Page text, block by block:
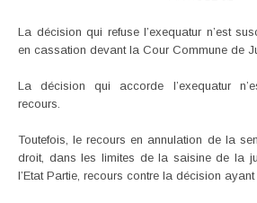
La décision qui refuse l’exequatur n’est
en cassation devant la Cour Commune de
La décision qui accorde l’exequatur
recours.
Toutefois, le recours en annulation de la
droit, dans les limites de la saisine de la
l’Etat Partie, recours contre la décision ayant